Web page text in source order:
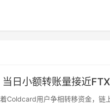
日小额转账量接近
用户争相转移资金，链